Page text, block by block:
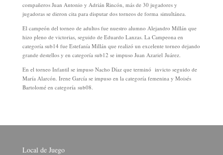
compañeros Juan Antonio y Adrián Rincón, más de 30 jugadores y
jugadoras se dieron cita para disputar dos torneos de forma simultánea.
El campeón del torneo de adultos fue nuestro alumno Alejandro Millán que
hizo pleno de victorias, seguido de Eduardo Lanzas. La Campeona en
categoría sub14 fue Estefanía Millán que realizó un excelente torneo dejando
grande destellos y en categoría sub12 se impuso Juan Azariel Juárez.
En el torneo Infantil se impuso Nacho Díaz que terminó invicto seguido de
María Alarcón. Irene García se impuso en la categoría femenina y Moisés
Bartolomé en categoría sub08.
Local de Juego